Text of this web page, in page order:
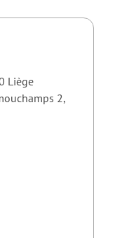
Liège
2,